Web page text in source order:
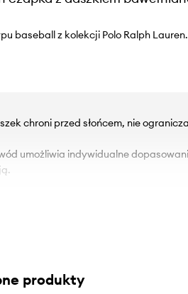
baseball z kolekcji Polo Ralph
chroni przed słońcem, nie
umożliwia indywidualne
produkty